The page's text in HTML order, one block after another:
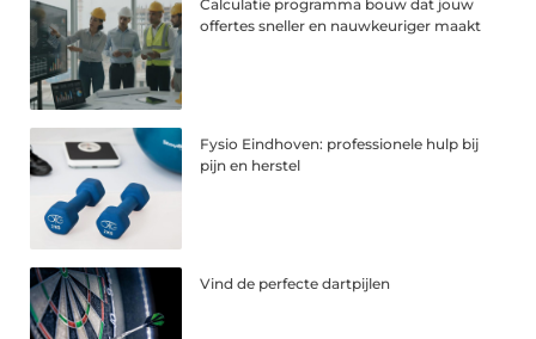
Calculatie programma bouw dat jouw
offertes sneller en nauwkeuriger maakt
Fysio Eindhoven: professionele hulp bij
pijn en herstel
Vind de perfecte dartpijlen